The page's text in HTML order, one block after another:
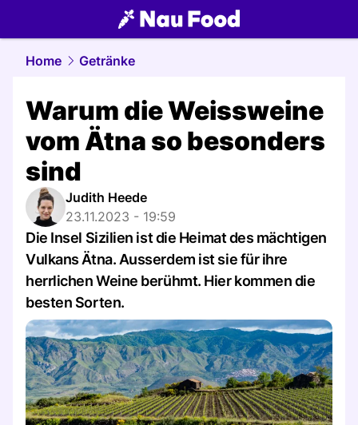
food.NAU.ch
Home Getränke
Warum die Weissweine
vom Ätna so besonders
sind
Judith Heede
23.11.2023 - 19:59
Die Insel Sizilien ist die Heimat des mächtigen
Vulkans Ätna. Ausserdem ist sie für ihre
herrlichen Weine berühmt. Hier kommen die
besten Sorten.